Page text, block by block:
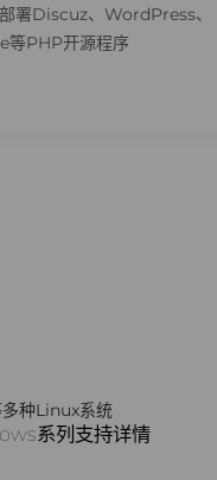
署Discuz、WordPress、
等PHP开源程序
种Linux系统
系列支持详情